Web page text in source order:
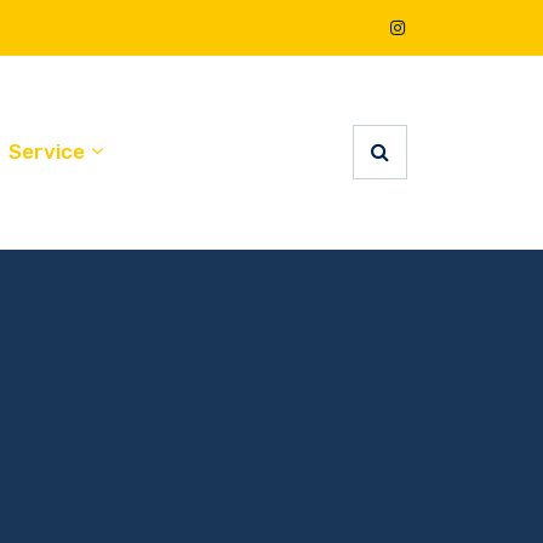
Service